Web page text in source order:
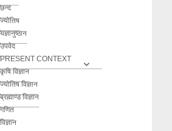
छन्द
ज्योतिष
यज्ञानुष्ठान
उपवेद
PRESENT CONTEXT
कृषि विज्ञान
ज्योतिष विज्ञान
ब्रह्माण्ड विज्ञान
गणित
विज्ञान